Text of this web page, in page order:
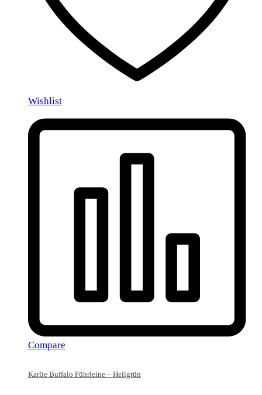
Wishlist
Compare
Karlie Buffalo Führleine – Hellgrün